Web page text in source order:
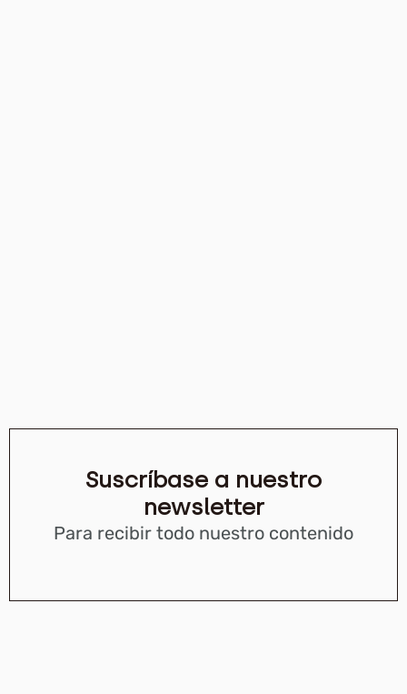
Suscríbase a nuestro
newsletter
Para recibir todo nuestro contenido